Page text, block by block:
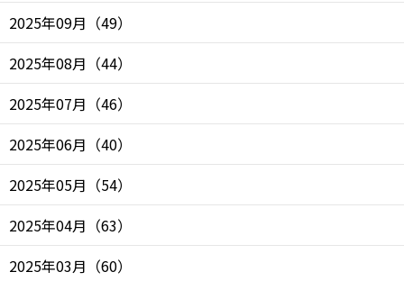
2025年09月 （49）
2025年08月 （44）
2025年07月 （46）
2025年06月 （40）
2025年05月 （54）
2025年04月 （63）
2025年03月 （60）